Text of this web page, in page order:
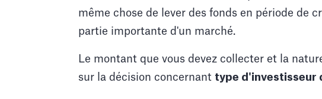
même chose de lever des fonds en période de
partie importante d'un marché.
Le montant que vous devez collecter et la
sur la décision concernant type d'investisseur